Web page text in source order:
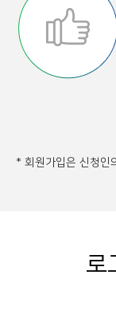
* 회원가입은 신청인
로